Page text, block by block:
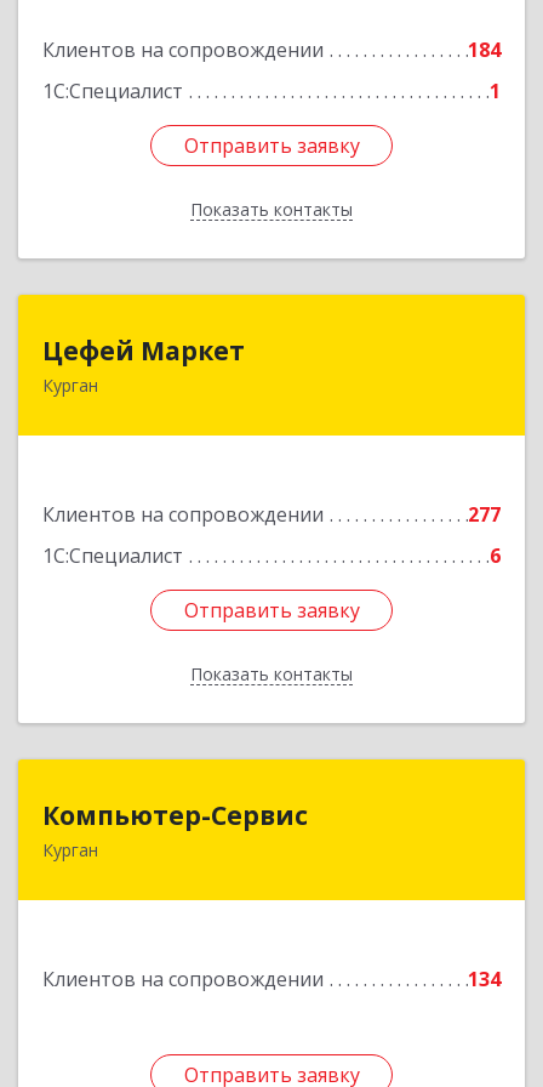
Клиентов на сопровождении
184
1С:Специалист
1
Отправить заявку
Показать контакты
Отправить заявку
Назад
Цефей Маркет
Курган
Клиентов на сопровождении
277
1С:Специалист
6
Отправить заявку
Показать контакты
640002, Курганская обл, Курган г, М.Горького
Отправить заявку
Назад
Компьютер-Сервис
Курган
Клиентов на сопровождении 134
Отправить заявку
Отправить заявку